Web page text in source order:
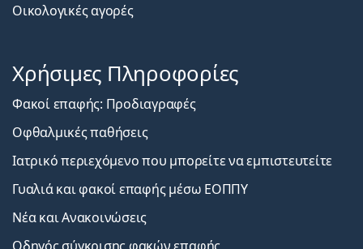
Οικολογικές αγορές
Χρήσιμες Πληροφορίες
Φακοί επαφής: Προδιαγραφές
Οφθαλμικές παθήσεις
Ιατρικό περιεχόμενο που μπορείτε να εμπιστευτείτε
Γυαλιά και φακοί επαφής μέσω ΕΟΠΠΥ
Νέα και Ανακοινώσεις